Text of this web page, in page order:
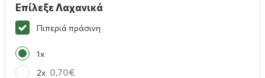
Επίλεξε Λαχανικά
Πιπεριά πράσινη
1x
2x 0,70